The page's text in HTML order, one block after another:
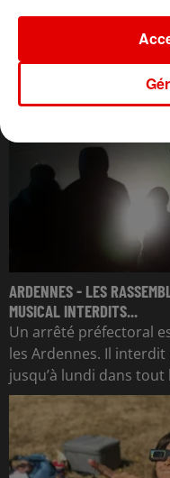
L'ACTU DES
ARDENNES - LES
MUSICAL INTERDITS...
Un arrêté préfectoral
les Ardennes. Il
jusqu’à lundi dans